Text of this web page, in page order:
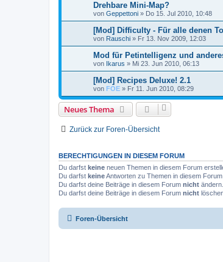
Drehbare Mini-Map?
von Geppettoni » Do 15. Jul 2010, 10:48
[Mod] Difficulty - Für alle denen
von Rauschi » Fr 13. Nov 2009, 12:03
Mod für Petintelligenz und
von Ikarus » Mi 23. Jun 2010, 06:13
[Mod] Recipes Deluxe! 2.1
von FOE » Fr 11. Jun 2010, 08:29
Neues Thema
Zurück zur Foren-Übersicht
BERECHTIGUNGEN IN DIESEM FORUM
Du darfst keine neuen Themen in diesem Forum
Du darfst keineAntworten zu Themen in diesem Forum
Du darfst deine Beiträge in diesem Forum nicht ändern.
Du darfst deine Beiträge in diesem Forum nicht
Foren-Übersicht